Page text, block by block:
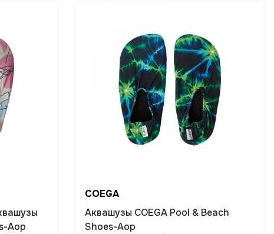
Aop
COEGA
Аквашузы COEGA Pool & Beach
Shoes-Aop